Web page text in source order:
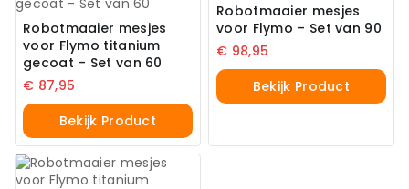
Robotmaaier mesjes
voor Flymo titanium
gecoat – Set van 60
€ 87,95
Bekijk Product
Robotmaaier mesjes
voor Flymo – Set van 90
€ 98,95
Bekijk Product